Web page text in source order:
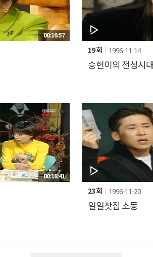
00:16:57
19 회 1996-11-14
승헌이의 전성시대
00:18:41
23 회 1996-11-20
일일찻집 소동